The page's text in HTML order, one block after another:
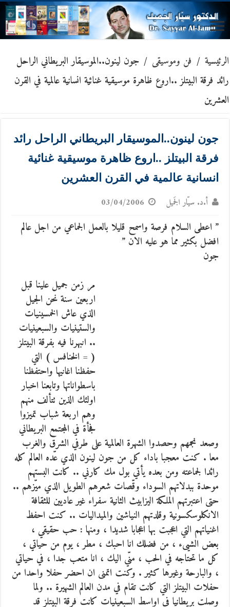
الرئيسية / فن وموسيقى / جون لينون..الموسيقار البريطاني الراحل
رائد فرقة البيتلز ..اروع ظاهرة موسيقية غنائية انسانية عالمية في القرن
العشرين
جون لينون..الموسيقار البريطاني الراحل رائد
فرقة البيتلز ..اروع ظاهرة موسيقية غنائية
انسانية عالمية في القرن العشرين
أ.د. سيّار الجَميل 03/04/2006
” اعطى السلام فرصة واسمح قليلا بالعمل الجماعي من اجل عالم
افضل بكثير مما هو عليه الان ”
جون
مر زمن جميل علينا قبل
اربعين سنة نحن الجيل
الذي عاش الخمسينيات
والستينيات والسبعينيات
.. انبهرنا فيه بفرقة البيتلز
( = الخنافس ) التي
حفظنا اغانيها واحتفظنا
باسطواناتها وتابعنا اخبار
اولئك الذين تتألف منهم
وهم اربعة شباب تميزوا
فجأة في المجتمع البريطاني
وصعد نجمهم وحصدوا الشهرة العالمية على طرفي الشرق والغرب
معا . كنت معجبا باداء كل من جون لينون الذي عّده العالم كله
رائدا لجماعته ومن بعده يأتي بول مك كارني .. كانت البستهم
موحدة ببدلاتهم السوداء وقّصات شعرهم الطويل الذي ميّزهم ..
حتى اعتبرتهم الملكة اليزابيث الثانية سفراء غير عاديين للثقافة
الانكلوسكسونية وقلدتهم النياشين والميداليات .. كنت احفظ
اغنياتهم التي اعجبت بها اعجابا شديدا ، ومنها : حب حقيقي ،
بعض الشيىء ، من فضلك انا احبك ، مطر ، يوم من حياتي ،
كل ما تحتاجه في الحب ، منّي اليك ، انا متعب جدا ، في حياتي
، والبارحة وغيرها كثير . وكنت اتمنى ان احضر حفلا واحدا من
حفلات البيتلز التي كانت تقام في مدن العالم الشهيرة .. ولما
وصلت بريطانيا في اواسط السبعينيات كانت فرقة البيتلز قد